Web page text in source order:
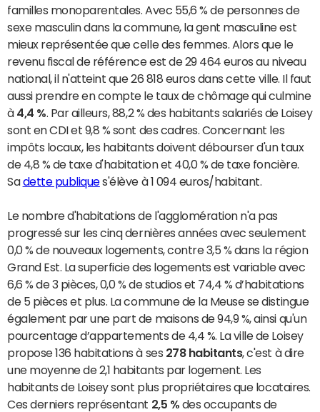
familles monoparentales. Avec 55,6 % de personnes de
sexe masculin dans la commune, la gent masculine est
mieux représentée que celle des femmes. Alors que le
revenu fiscal de référence est de 29 464 euros au niveau
national, il n'atteint que 26 818 euros dans cette ville. Il faut
aussi prendre en compte le taux de chômage qui culmine
à 4,4 % . Par ailleurs, 88,2 % des habitants salariés de Loisey
sont en CDI et 9,8 % sont des cadres. Concernant les
impôts locaux, les habitants doivent débourser d'un taux
de 4,8 % de taxe d'habitation et 40,0 % de taxe foncière.
Sadette publiques'élève à 1 094 euros/habitant.
Le nombre d'habitations de l'agglomération n'a pas
progressé sur les cinq dernières années avec seulement
0,0 % de nouveaux logements, contre 3,5 % dans la région
Grand Est. La superficie des logements est variable avec
6,6 % de 3 pièces, 0,0 % de studios et 74,4 % d’habitations
de 5 pièces et plus. La commune de la Meuse se distingue
également par une part de maisons de 94,9 %, ainsi qu'un
pourcentage d’appartements de 4,4 %. La ville de Loisey
propose 136 habitations à ses 278 habitants, c'est à dire
une moyenne de 2,1 habitants par logement. Les
habitants de Loisey sont plus propriétaires que locataires.
Ces derniers représentant 2,5 % des occupants de